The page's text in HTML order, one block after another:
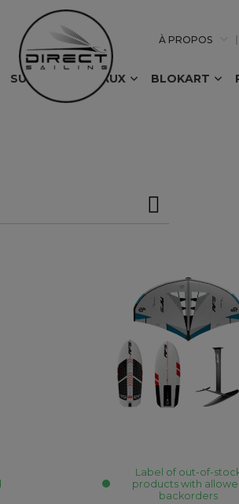
À PROPOS
SURF BATEAUX BLOKART
Label of out-of-
products with
backorders